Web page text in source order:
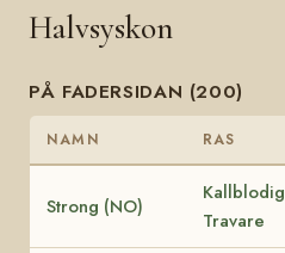
Halvsyskon
PÅ FADERSIDAN (200)
NAMN RAS
Strong (NO)
Kallblodig
Travare